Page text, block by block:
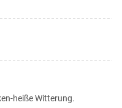
heiße Witterung.